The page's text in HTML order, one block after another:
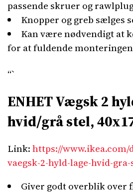
passende skruer og
Knopper og greb sælges
Kan være nødvendigt at
for at fuldende monteringen
“`
ENHET Vægsk 2
hvid/grå stel,
Link:https://www.ikea.com/
vaegsk-2-hyld-lage-hvid-gra-
Giver godt overblik over